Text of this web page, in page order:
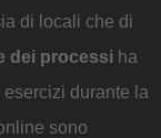
di locali che di
dei processi ha
durante la
sono